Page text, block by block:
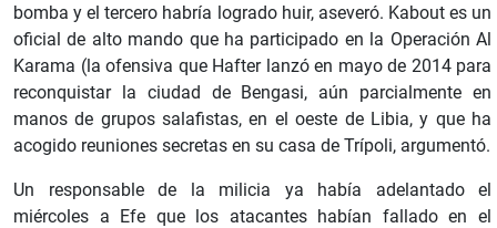
bomba y el tercero habría logrado huir, aseveró. Kabout es un
oficial de alto mando que ha participado en la Operación Al
Karama (la ofensiva que Hafter lanzó en mayo de 2014 para
reconquistar la ciudad de Bengasi, aún parcialmente en
manos de grupos salafistas, en el oeste de Libia, y que ha
acogido reuniones secretas en su casa de Trípoli, argumentó.
Un responsable de la milicia ya había adelantado el
miércoles a Efe que los atacantes habían fallado en el